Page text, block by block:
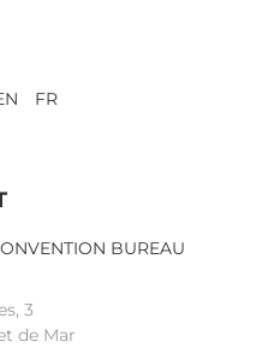
FR
BUREAU
3
de Mar